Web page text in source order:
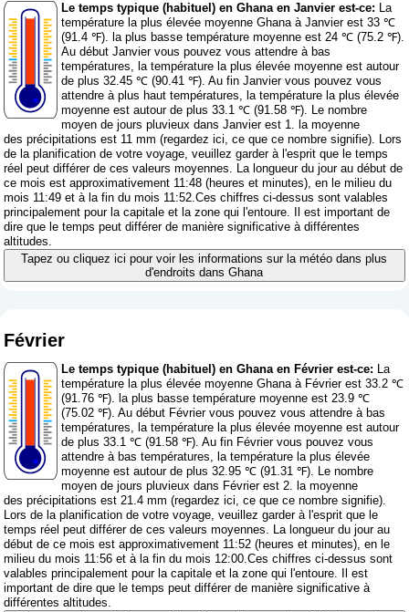
Le temps typique (habituel) en Ghana en Janvier est-ce: La
température la plus élevée moyenne Ghana à Janvier est 33 ℃
(91.4 ℉). la plus basse température moyenne est 24 ℃ (75.2 ℉).
Au début Janvier vous pouvez vous attendre à bas
températures, la température la plus élevée moyenne est autour
de plus 32.45 ℃ (90.41 ℉). Au fin Janvier vous pouvez vous
attendre à plus haut températures, la température la plus élevée
moyenne est autour de plus 33.1 ℃ (91.58 ℉). Le nombre
moyen de jours pluvieux dans Janvier est 1. la moyenne
des précipitations est 11 mm (regardez ici, ce que ce nombre signifie). Lors
de la planification de votre voyage, veuillez garder à l'esprit que le temps
réel peut différer de ces valeurs moyennes. La longueur du jour au début de
ce mois est approximativement 11:48 (heures et minutes), en le milieu du
mois 11:49 et à la fin du mois 11:52.Ces chiffres ci-dessus sont valables
principalement pour la capitale et la zone qui l'entoure. Il est important de
dire que le temps peut différer de manière significative à différentes
altitudes.
Tapez ou cliquez ici pour voir les informations sur la météo dans plus
d'endroits dans Ghana
Février
Le temps typique (habituel) en Ghana en Février est-ce: La
température la plus élevée moyenne Ghana à Février est 33.2 ℃
(91.76 ℉). la plus basse température moyenne est 23.9 ℃
(75.02 ℉). Au début Février vous pouvez vous attendre à bas
températures, la température la plus élevée moyenne est autour
de plus 33.1 ℃ (91.58 ℉). Au fin Février vous pouvez vous
attendre à bas températures, la température la plus élevée
moyenne est autour de plus 32.95 ℃ (91.31 ℉). Le nombre
moyen de jours pluvieux dans Février est 2. la moyenne
des précipitations est 21.4 mm (regardez ici, ce que ce nombre signifie).
Lors de la planification de votre voyage, veuillez garder à l'esprit que le
temps réel peut différer de ces valeurs moyennes. La longueur du jour au
début de ce mois est approximativement 11:52 (heures et minutes), en le
milieu du mois 11:56 et à la fin du mois 12:00.Ces chiffres ci-dessus sont
valables principalement pour la capitale et la zone qui l'entoure. Il est
important de dire que le temps peut différer de manière significative à
différentes altitudes.